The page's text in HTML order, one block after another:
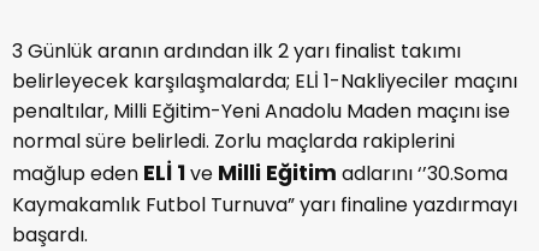
3 Günlük aranın ardından ilk 2 yarı finalist takımı
belirleyecek karşılaşmalarda; ELİ 1-Nakliyeciler maçını
penaltılar, Milli Eğitim-Yeni Anadolu Maden maçını ise
normal süre belirledi. Zorlu maçlarda rakiplerini
mağlup eden ELİ 1ve Milli Eğitim adlarını ‘’30.Soma
Kaymakamlık Futbol Turnuva” yarı finaline yazdırmayı
başardı.